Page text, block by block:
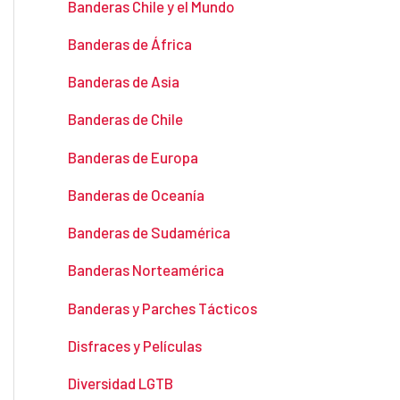
Banderas Chile y el Mundo
Banderas de África
Banderas de Asia
Banderas de Chile
Banderas de Europa
Banderas de Oceanía
Banderas de Sudamérica
Banderas Norteamérica
Banderas y Parches Tácticos
Disfraces y Películas
Diversidad LGTB